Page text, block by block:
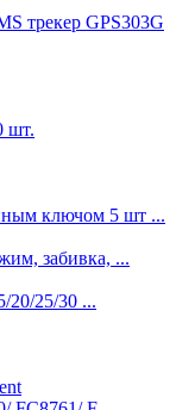
трекер GPS303G
шт.
ключом 5 шт ...
забивка, ...
20/25/30 ...